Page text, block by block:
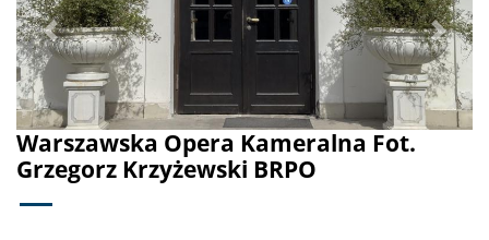
Warszawska Opera Kameralna Fot.
Grzegorz Krzyżewski BRPO
Poprzednie Dalej